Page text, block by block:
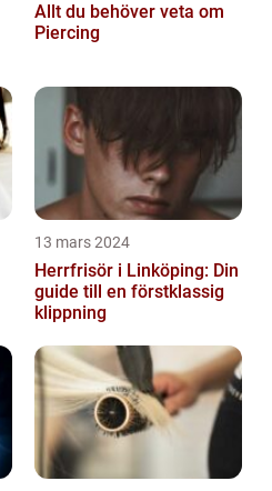
Allt du behöver veta om
Piercing
13 mars 2024
Herrfrisör i Linköping: Din
guide till en förstklassig
klippning